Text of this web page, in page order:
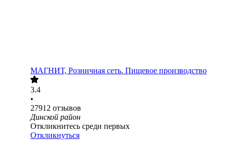
МАГНИТ, Розничная сеть. Пищевое производство
3.4
•
27912 отзывов
Динской район
Откликнитесь среди первых
Откликнуться